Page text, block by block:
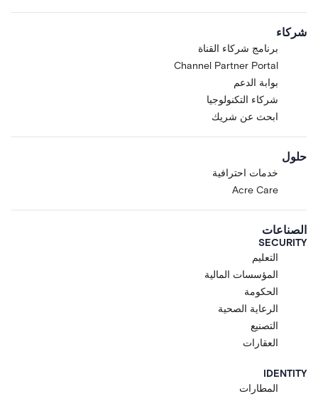
شركاء
برنامج شركاء القناة
Channel Partner Portal
بوابة الدعم
شركاء التكنولوجيا
ابحث عن شريك
حلول
خدمات احترافية
Acre Care
الصناعات
SECURITY
التعليم
المؤسسات المالية
الحكومة
الرعاية الصحية
التصنيع
العقارات
IDENTITY
المطارات